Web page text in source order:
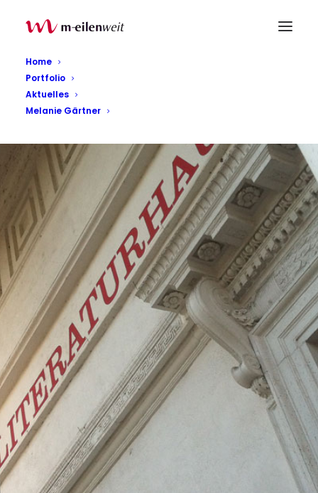
Home
Portfolio
Aktuelles
Melanie Gärtner